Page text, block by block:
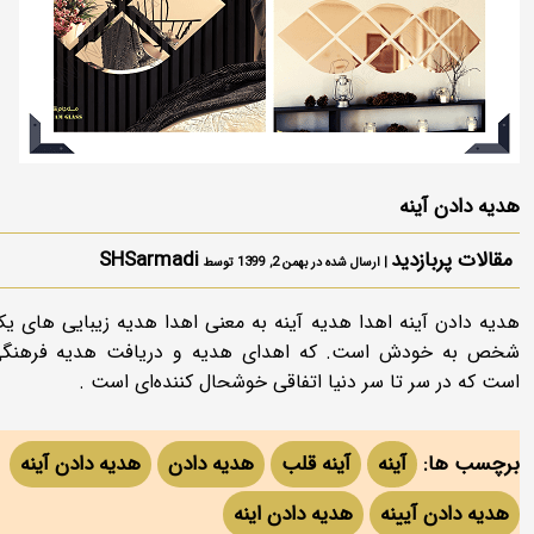
هدیه دادن آینه
مقالات پربازدید | ارسال شده در بهمن 2, 1399 توسط SHSarmadi
هدیه دادن آینه اهدا هدیه آینه به معنی اهدا هدیه زیبایی های
شخص به خودش است. که اهدای هدیه و دریافت هدیه
است که در سر تا سر دنیا اتفاقی خوشحال کننده‌ای است .
برچسب ها: آینه آینه قلب هدیه دادن
هدیه دادن آینه
هدیه دادن آیینه
هدیه دادن اینه